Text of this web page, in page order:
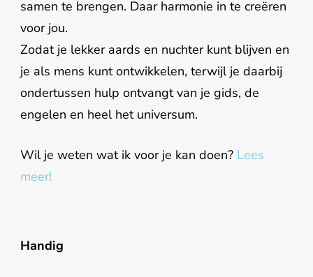
samen te brengen. Daar harmonie in te creëren
voor jou.
Zodat je lekker aards en nuchter kunt blijven en
je als mens kunt ontwikkelen, terwijl je daarbij
ondertussen hulp ontvangt van je gids, de
engelen en heel het universum.
Wil je weten wat ik voor je kan doen? Lees
meer!
Handig